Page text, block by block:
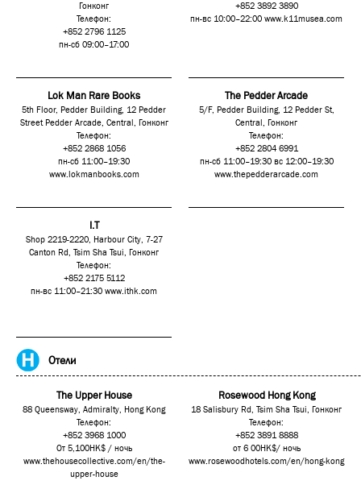
Гонконг
Телефон:
+852 2796 1125
пн-сб 09:00–17:00
+852 3892 3890
пн-вс 10:00–22:00 www.k11musea.com
Lok Man Rare Books
5th Floor, Pedder Building, 12 Pedder
Street Pedder Arcade, Central, Гонконг
Телефон:
+852 2868 1056
пн-сб 11:00–19:30
www.lokmanbooks.com
The Pedder Arcade
5/F, Pedder Building, 12 Pedder St,
Central, Гонконг
Телефон:
+852 2804 6991
пн-сб 11:00–19:30 вс 12:00–19:30
www.thepedderarcade.com
I.T
Shop 2219-2220, Harbour City, 7-27
Canton Rd, Tsim Sha Tsui, Гонконг
Телефон:
+852 2175 5112
пн-вс 11:00–21:30 www.ithk.com
Отели
The Upper House
88 Queensway, Admiralty, Hong Kong
Телефон:
+852 3968 1000
От 5,100HK$ / ночь
www.thehousecollective.com/en/the-
upper-house
Rosewood Hong Kong
18 Salisbury Rd, Tsim Sha Tsui, Гонконг
Телефон:
+852 3891 8888
от 6 00HK$/ ночь
www.rosewoodhotels.com/en/hong-kong